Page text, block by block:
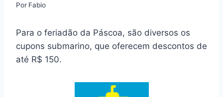
Por Fabio
Para o feriadão da Páscoa, são diversos os
cupons submarino, que oferecem descontos de
até R$ 150.